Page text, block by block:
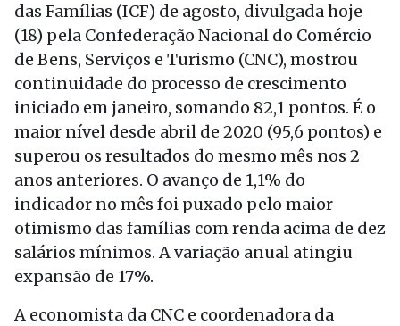
das Famílias (ICF) de agosto, divulgada hoje
(18) pela Confederação Nacional do Comércio
de Bens, Serviços e Turismo (CNC), mostrou
continuidade do processo de crescimento
iniciado em janeiro, somando 82,1 pontos. É o
maior nível desde abril de 2020 (95,6 pontos) e
superou os resultados do mesmo mês nos 2
anos anteriores. O avanço de 1,1% do
indicador no mês foi puxado pelo maior
otimismo das famílias com renda acima de dez
salários mínimos. A variação anual atingiu
expansão de 17%.
A economista da CNC e coordenadora da